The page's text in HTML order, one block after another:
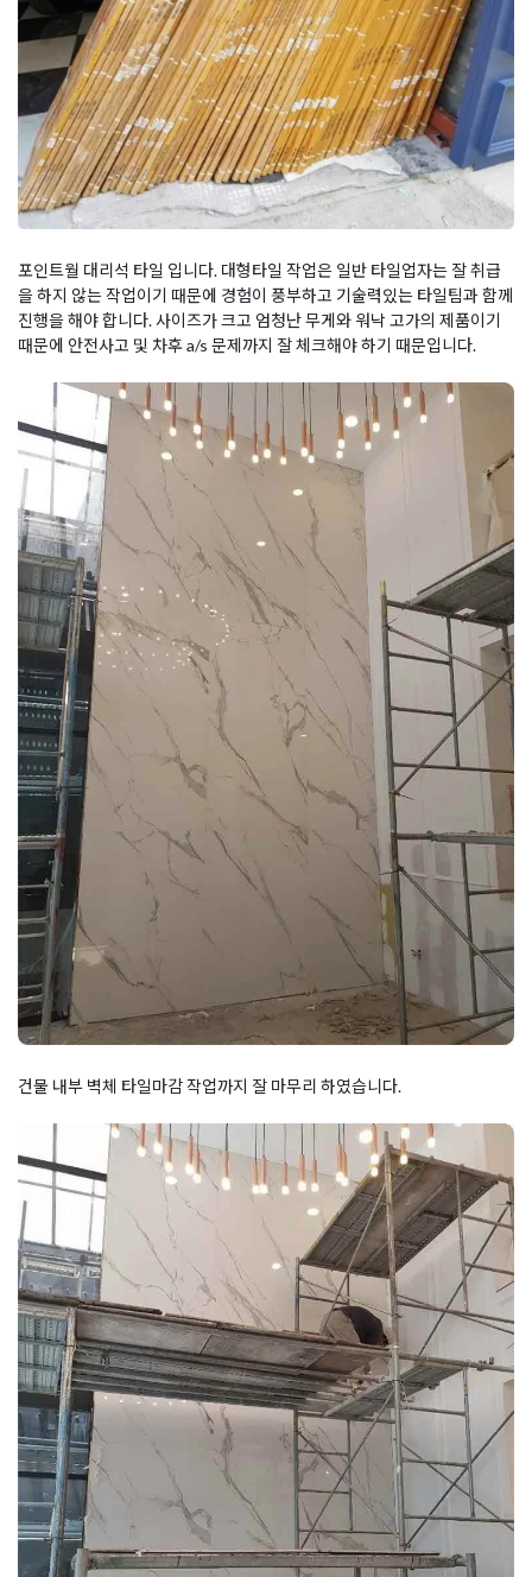
포인트월 대리석 타일 입니다. 대형타일 작업은 일반 타일업자는 잘 취급
을 하지 않는 작업이기 때문에 경험이 풍부하고 기술력있는 타일팀과 함께
진행을 해야 합니다. 사이즈가 크고 엄청난 무게와 워낙 고가의 제품이기
때문에 안전사고 및 차후 a/s 문제까지 잘 체크해야 하기 때문입니다.
건물 내부 벽체 타일마감 작업까지 잘 마무리 하였습니다.